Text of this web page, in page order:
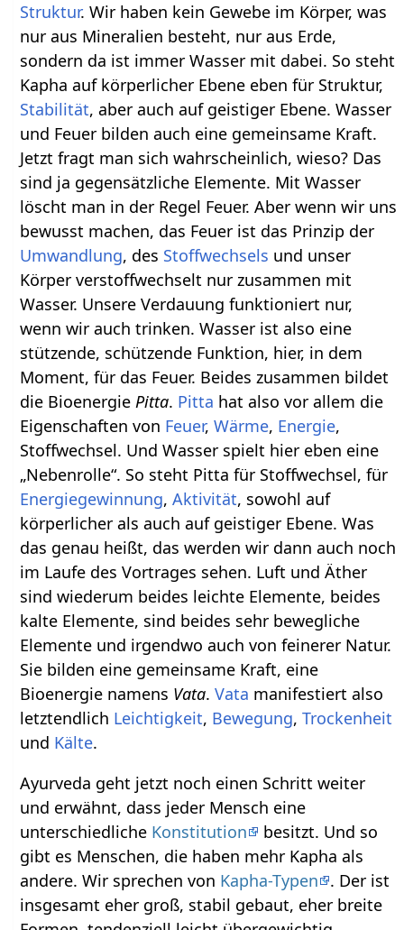
Struktur. Wir haben kein Gewebe im Körper, was
nur aus Mineralien besteht, nur aus Erde,
sondern da ist immer Wasser mit dabei. So steht
Kapha auf körperlicher Ebene eben für Struktur,
Stabilität, aber auch auf geistiger Ebene. Wasser
und Feuer bilden auch eine gemeinsame Kraft.
Jetzt fragt man sich wahrscheinlich, wieso? Das
sind ja gegensätzliche Elemente. Mit Wasser
löscht man in der Regel Feuer. Aber wenn wir uns
bewusst machen, das Feuer ist das Prinzip der
Umwandlung, des Stoffwechsels und unser
Körper verstoffwechselt nur zusammen mit
Wasser. Unsere Verdauung funktioniert nur,
wenn wir auch trinken. Wasser ist also eine
stützende, schützende Funktion, hier, in dem
Moment, für das Feuer. Beides zusammen bildet
die BioenergiePitta. Pitta hat also vor allem die
Eigenschaften von Feuer,Wärme, Energie,
Stoffwechsel. Und Wasser spielt hier eben eine
„Nebenrolle“. So steht Pitta für Stoffwechsel, für
Energiegewinnung,Aktivität, sowohl auf
körperlicher als auch auf geistiger Ebene. Was
das genau heißt, das werden wir dann auch noch
im Laufe des Vortrages sehen. Luft und Äther
sind wiederum beides leichte Elemente, beides
kalte Elemente, sind beides sehr bewegliche
Elemente und irgendwo auch von feinerer Natur.
Sie bilden eine gemeinsame Kraft, eine
Bioenergie namens Vata.Vata manifestiert also
letztendlich Leichtigkeit, Bewegung,Trockenheit
und Kälte.
Ayurveda geht jetzt noch einen Schritt weiter
und erwähnt, dass jeder Mensch eine
unterschiedliche Konstitution
besitzt. Und so
gibt es Menschen, die haben mehr Kapha als
andere. Wir sprechen von Kapha-Typen
. Der ist
insgesamt eher groß, stabil gebaut, eher breite